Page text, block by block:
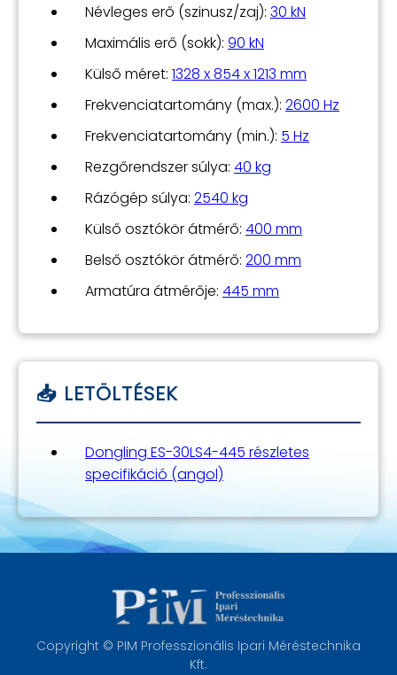
Névleges erő (szinusz/zaj): 30 kN
Maximális erő (sokk): 90 kN
Külső méret: 1328 x 854 x 1213 mm
Frekvenciatartomány (max.): 2600 Hz
Frekvenciatartomány (min.): 5 Hz
Rezgőrendszer súlya: 40 kg
Rázógép súlya: 2540 kg
Külső osztókör átmérő: 400 mm
Belső osztókör átmérő: 200 mm
Armatúra átmérője: 445 mm
Dongling ES-30LS4-445 részletes
specifikáció (angol)
Copyright © PIM Professzionális Ipari Méréstechnika
Kft.